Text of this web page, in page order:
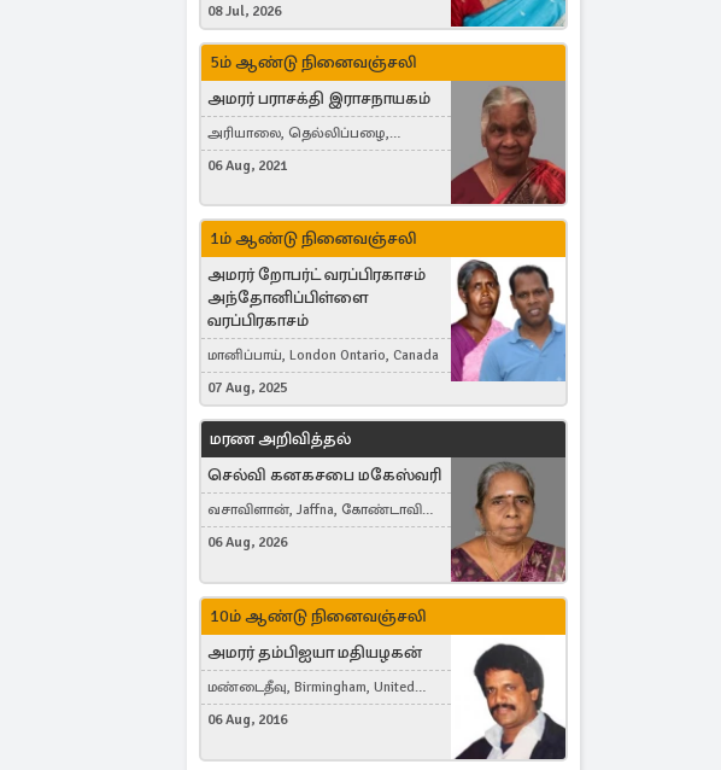
08 Jul, 2026
5ம் ஆண்டு நினைவஞ்சலி
அமரர் பராசக்தி இராசநாயகம்
அரியாலை, தெல்லிப்பழை,
Montreal, Canada
06 Aug, 2021
1ம் ஆண்டு நினைவஞ்சலி
அமரர் றோபர்ட் வரப்பிரகாசம்
அந்தோனிப்பிள்ளை
வரப்பிரகாசம்
மானிப்பாய், London Ontario, Canada
07 Aug, 2025
மரண அறிவித்தல்
செல்வி கனகசபை மகேஸ்வரி
வசாவிளான், Jaffna, கோண்டாவில்
கிழக்கு
06 Aug, 2026
10ம் ஆண்டு நினைவஞ்சலி
அமரர் தம்பிஐயா மதியழகன்
மண்டைதீவு, Birmingham, United
Kingdom
06 Aug, 2016